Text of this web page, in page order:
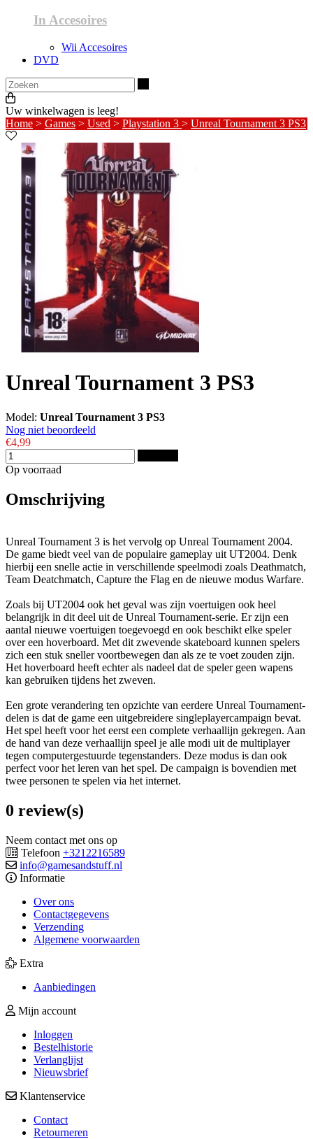
In Accesoires
Wii Accesoires
DVD
Uw winkelwagen is leeg!
Home > Games > Used > Playstation 3 > Unreal Tournament 3 PS3
Unreal Tournament 3 PS3
Model: Unreal Tournament 3 PS3
Nog niet beoordeeld
€4,99
Op voorraad
Omschrijving
Unreal Tournament 3 is het vervolg op Unreal Tournament 2004.
De game biedt veel van de populaire gameplay uit UT2004. Denk
hierbij een snelle actie in verschillende speelmodi zoals Deathmatch,
Team Deatchmatch, Capture the Flag en de nieuwe modus Warfare.
Zoals bij UT2004 ook het geval was zijn voertuigen ook heel
belangrijk in dit deel uit de Unreal Tournament-serie. Er zijn een
aantal nieuwe voertuigen toegevoegd en ook beschikt elke speler
over een hoverboard. Met dit zwevende skateboard kunnen spelers
zich een stuk sneller voortbewegen dan als ze te voet zouden zijn.
Het hoverboard heeft echter als nadeel dat de speler geen wapens
kan gebruiken tijdens het zweven.
Een grote verandering ten opzichte van eerdere Unreal Tournament-
delen is dat de game een uitgebreidere singleplayercampaign bevat.
Het spel heeft voor het eerst een complete verhaallijn gekregen. Aan
de hand van deze verhaallijn speel je alle modi uit de multiplayer
tegen computergestuurde tegenstanders. Deze modus is dan ook
perfect voor het leren van het spel. De campaign is bovendien met
twee personen te spelen via het internet.
0 review(s)
Neem contact met ons op
Telefoon +3212216589
info@gamesandstuff.nl
Informatie
Over ons
Contactgegevens
Verzending
Algemene voorwaarden
Extra
Aanbiedingen
Mijn account
Inloggen
Bestelhistorie
Verlanglijst
Nieuwsbrief
Klantenservice
Contact
Retourneren